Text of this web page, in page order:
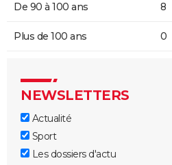
De 90 à 100 ans 8
Plus de 100 ans 0
NEWSLETTERS
Actualité
Sport
Les dossiers d'actu